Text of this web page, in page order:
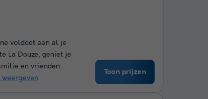
voldoet aan al je
La Douze, geniet je
en vrienden
Toon prijzen